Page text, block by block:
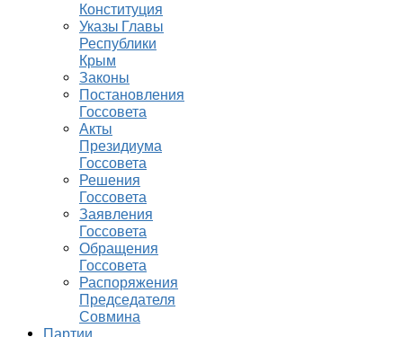
Конституция
Указы Главы
Республики
Крым
Законы
Постановления
Госсовета
Акты
Президиума
Госсовета
Решения
Госсовета
Заявления
Госсовета
Обращения
Госсовета
Распоряжения
Председателя
Совмина
Партии